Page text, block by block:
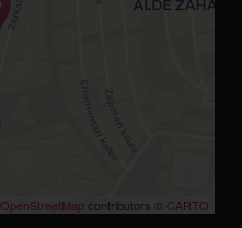
OpenStreetMapcontributors © CARTO